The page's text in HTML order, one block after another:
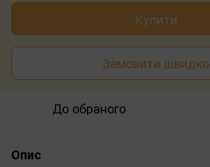
Купити
Замовити швидко
До обраного
Опис